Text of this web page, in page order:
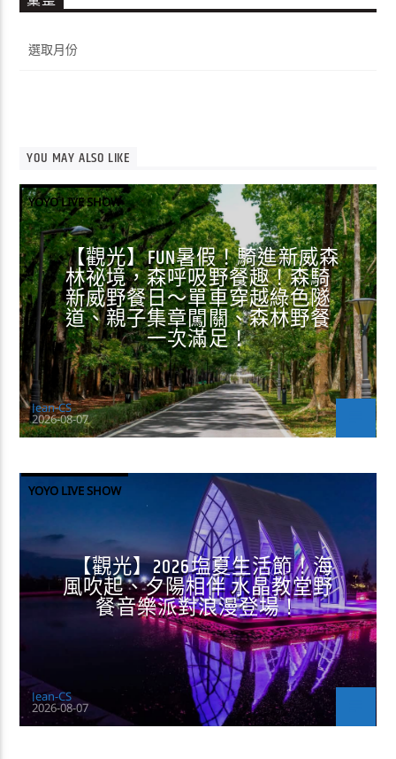
整
YOU MAY ALSO LIKE
YOYO LIVE SHOW
【觀光】FUN暑假！騎進新威森
林祕境，森呼吸野餐趣！森騎
新威野餐日～單車穿越綠色隧
道、親子集章闖關、森林野餐
一次滿足！
Jean-CS
2026-08-07
YOYO LIVE SHOW
【觀光】2026塩夏生活節！海
風吹起、夕陽相伴 水晶教堂野
餐音樂派對浪漫登場！
Jean-CS
2026-08-07